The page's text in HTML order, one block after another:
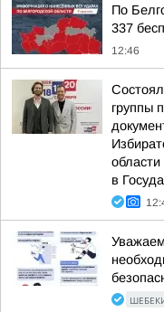
По
337
12:46
группы
в